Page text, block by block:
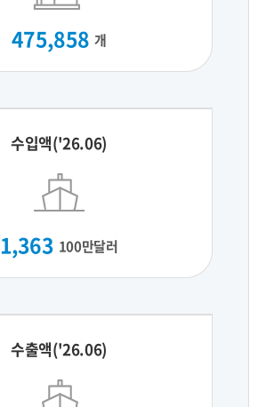
475,858 개
수입액('26.06)
1,363 100만달러
수출액('26.06)